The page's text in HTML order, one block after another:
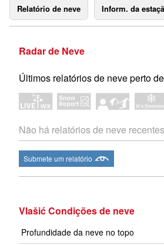
Relatório de neve Inform. da
Radar de Neve
Últimos relatórios de neve perto
Não há relatórios de neve recentes
Submete um relatório
Vlašić Condições de neve
Profundidade da neve no topo